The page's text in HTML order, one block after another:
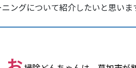
ングについて紹介したいと思いま